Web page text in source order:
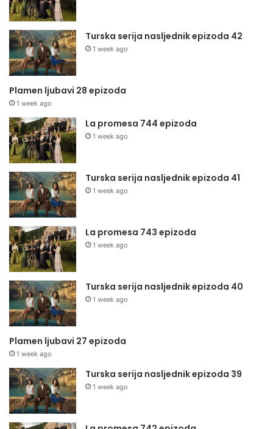
Turska serija nasljednik epizoda 42
1 week ago
Plamen ljubavi 28 epizoda
1 week ago
La promesa 744 epizoda
1 week ago
Turska serija nasljednik epizoda 41
1 week ago
La promesa 743 epizoda
1 week ago
Turska serija nasljednik epizoda 40
1 week ago
Plamen ljubavi 27 epizoda
1 week ago
Turska serija nasljednik epizoda 39
1 week ago